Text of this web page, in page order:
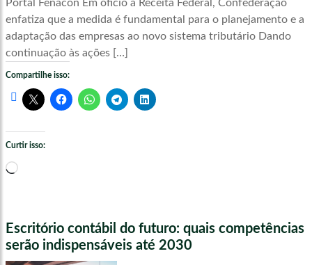
Portal Fenacon Em ofício à Receita Federal, Confederação
enfatiza que a medida é fundamental para o planejamento e a
adaptação das empresas ao novo sistema tributário Dando
continuação às ações […]
Compartilhe isso:
Curtir isso:
Carregando...
Escritório contábil do futuro: quais competências
serão indispensáveis até 2030